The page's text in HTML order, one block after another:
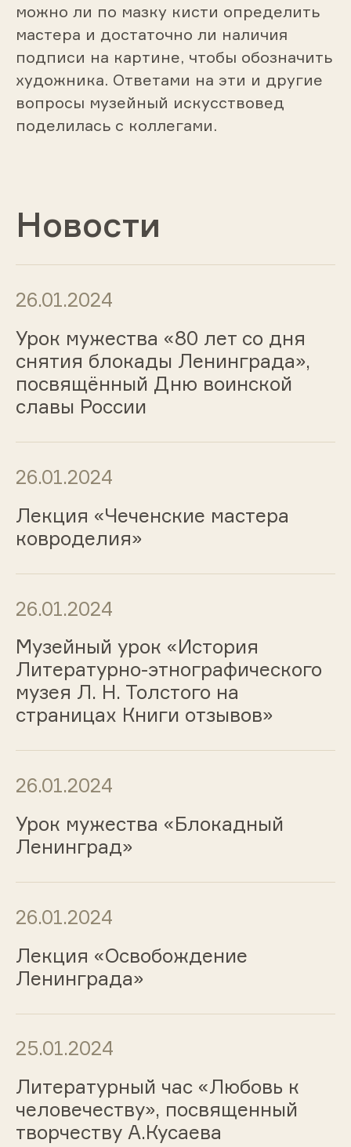
можно ли по мазку кисти определить
мастера и достаточно ли наличия
подписи на картине, чтобы обозначить
художника. Ответами на эти и другие
вопросы музейный искусствовед
поделилась с коллегами.
Новости
26.01.2024
Урок мужества «80 лет со дня
снятия блокады Ленинграда»,
посвящённый Дню воинской
славы России
26.01.2024
Лекция «Чеченские мастера
ковроделия»
26.01.2024
Музейный урок «История
Литературно-этнографического
музея Л. Н. Толстого на
страницах Книги отзывов»
26.01.2024
Урок мужества «Блокадный
Ленинград»
26.01.2024
Лекция «Освобождение
Ленинграда»
25.01.2024
Литературный час «Любовь к
человечеству», посвященный
творчеству А.Кусаева